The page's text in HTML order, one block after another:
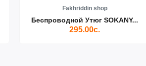
Fakhriddin shop
Беспроводной Утюг SOKANY...
295.00с.